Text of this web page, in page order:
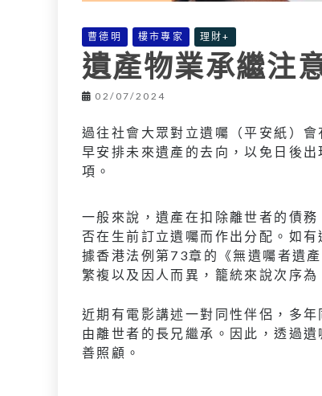
曹德明 樓市專家 理財+
遺產物業承繼注
02/07/2024
過往社會大眾對立遺囑（平安紙）
早安排未來遺產的去向，以免日後
項。
一般來說，遺產在扣除離世者的債
否在生前訂立遺囑而作出分配。如
據香港法例第73章的《無遺囑者遺
繁複以及因人而異，籠統來說次序
近期有電影講述一對同性伴侶，多
由離世者的長兄繼承。因此，透過
善照顧。